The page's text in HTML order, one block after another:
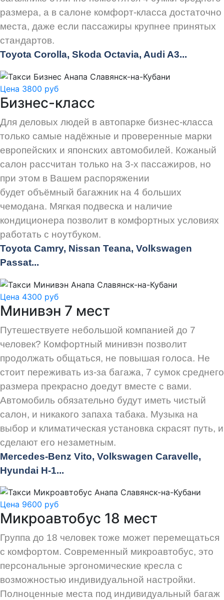
размера, а в салоне комфорт-класса достаточно
места, даже если пассажиры крупнее принятых
стандартов.
Toyota Corolla, Skoda Octavia, Audi A3...
Цена 3800 руб
Бизнес-класс
Для деловых людей в автопарке бизнес-класса
только самые надёжные и проверенные марки
европейских и японских автомобилей. Кожаный
салон рассчитан только на 3-х пассажиров, но
при этом в Вашем распоряжении
будет объёмный багажник на 4 больших
чемодана. Мягкая подвеска и наличие
кондиционера позволит в комфортных условиях
работать с ноутбуком.
Toyota Camry, Nissan Teana, Volkswagen
Passat...
Цена 4300 руб
Минивэн 7 мест
Путешествуете небольшой компанией до 7
человек? Комфортный минивэн позволит
продолжать общаться, не повышая голоса. Не
стоит переживать из-за багажа, 7 сумок среднего
размера прекрасно доедут вместе с вами.
Автомобиль обязательно будут иметь чистый
салон, и никакого запаха табака. Музыка на
выбор и климатическая установка скрасят путь, и
сделают его незаметным.
Mercedes-Benz Vito, Volkswagen Caravelle,
Hyundai H-1...
Цена 9600 руб
Микроавтобус 18 мест
Группа до 18 человек тоже может перемещаться
с комфортом. Современный микроавтобус, это
персональные эргономические кресла с
возможностью индивидуальной настройки.
Полноценные места под индивидуальный багаж